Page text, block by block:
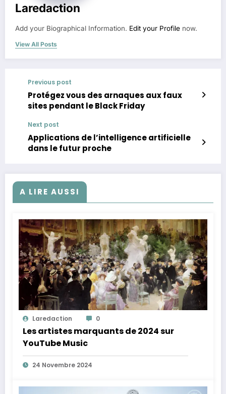
Laredaction
Add your Biographical Information. Edit your Profile now.
View All Posts
Previous post
Protégez vous des arnaques aux faux
sites pendant le Black Friday
Next post
Applications de l’intelligence artificielle
dans le futur proche
A LIRE AUSSI
Laredaction 0
Les artistes marquants de 2024 sur
YouTube Music
24 Novembre 2024